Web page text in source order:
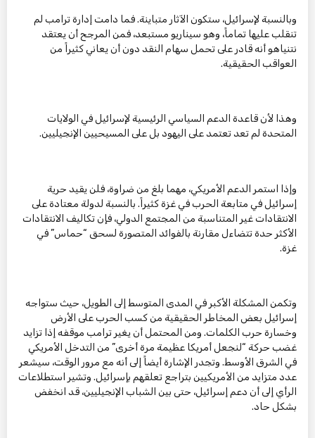
وبالنسبة لإسرائيل، ستكون الآثار متباينة. فما دامت إدارة ترامب لم
تنقلب عليها تماماً، وهو سيناريو مستبعد، فمن المرجح أن يعتقد
نتنياهو أنه قادر على تحمل سهام النقد دون أن يعاني كثيراً من
العواقب الحقيقية.
وهذا لأن قاعدة الدعم السياسي الرئيسية لإسرائيل في الولايات
المتحدة لم تعد تعتمد على اليهود بل على المسيحيين الإنجيليين.
وإذا استمر الدعم الأمريكي، مهما بلغ من ضراوة، فلن يقيد حرية
إسرائيل في متابعة الحرب في غزة كثيراً. بالنسبة لدولة معتادة على
الانتقادات غير المتناسبة من المجتمع الدولي، فإن تكاليف الانتقادات
الأكثر حدة تتضاءل مقارنة بالفوائد المتصورة لسحق “حماس” في
غزة.
وتكمن المشكلة الأكبر في المدى المتوسط إلى الطويل، حيث ستواجه
إسرائيل بعض المخاطر الحقيقية من كسب الحرب على الأرض
وخسارة حرب الكلمات. ومن المحتمل أن يغير ترامب موقفه إذا تزايد
غضب حركة “لنجعل أمريكا عظيمة مرة أخرى” من التدخل الأمريكي
في الشرق الأوسط. وتجدر الإشارة أيضاً إلى أنه مع مرور الوقت، سيشعر
عدد متزايد من الأمريكيين بتراجع تعلقهم بإسرائيل. وتشير استطلاعات
الرأي إلى أن دعم إسرائيل، حتى بين الشباب الإنجيليين، قد انخفض
بشكل حاد.